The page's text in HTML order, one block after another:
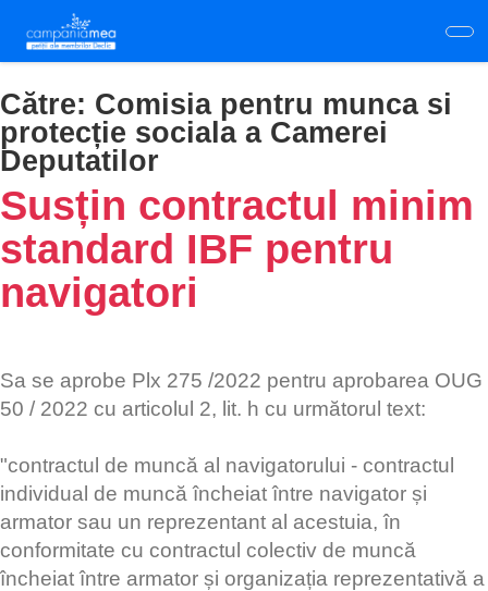
main
content
Către: Comisia pentru munca si
protecție sociala a Camerei
Deputatilor
Susțin contractul minim
standard IBF pentru
navigatori
Sa se aprobe Plx 275 /2022 pentru aprobarea OUG
50 / 2022 cu articolul 2, lit. h cu următorul text:
"contractul de muncă al navigatorului - contractul
individual de muncă încheiat între navigator și
armator sau un reprezentant al acestuia, în
conformitate cu contractul colectiv de muncă
încheiat între armator și organizația reprezentativă a